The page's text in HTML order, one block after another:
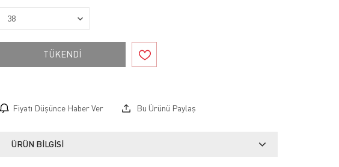
TÜKENDİ
Fiyatı Düşünce Haber Ver Bu Ürünü Paylaş
ÜRÜN BILGISI